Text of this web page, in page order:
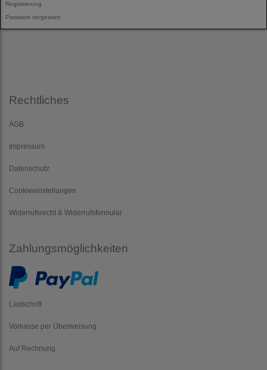
Registrierung
Passwort vergessen
Rechtliches
AGB
Impressum
Datenschutz
Cookieeinstellungen
Widerrufsrecht & Widerrufsformular
Zahlungsmöglichkeiten
Lastschrift
Vorkasse per Überweisung
Auf Rechnung